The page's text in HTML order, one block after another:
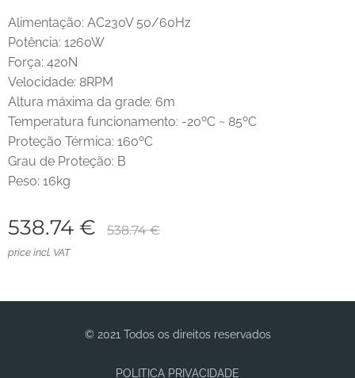
Alimentação: AC230V 50/60Hz
Potência: 1260W
Força: 420N
Velocidade: 8RPM
Altura máxima da grade: 6m
Temperatura funcionamento: -20ºC ~ 85ºC
Proteção Térmica: 160ºC
Grau de Proteção: B
Peso: 16kg
538.74 € 538.74€
price incl. VAT
© 2021 Todos os direitos reservados
POLITICA PRIVACIDADE